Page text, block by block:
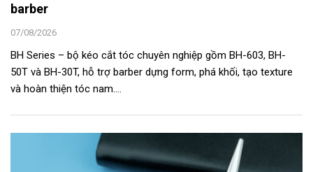
barber
07/08/2026
BH Series – bộ kéo cắt tóc chuyên nghiệp gồm BH-603, BH-
50T và BH-30T, hỗ trợ barber dựng form, phá khối, tạo texture
và hoàn thiện tóc nam....